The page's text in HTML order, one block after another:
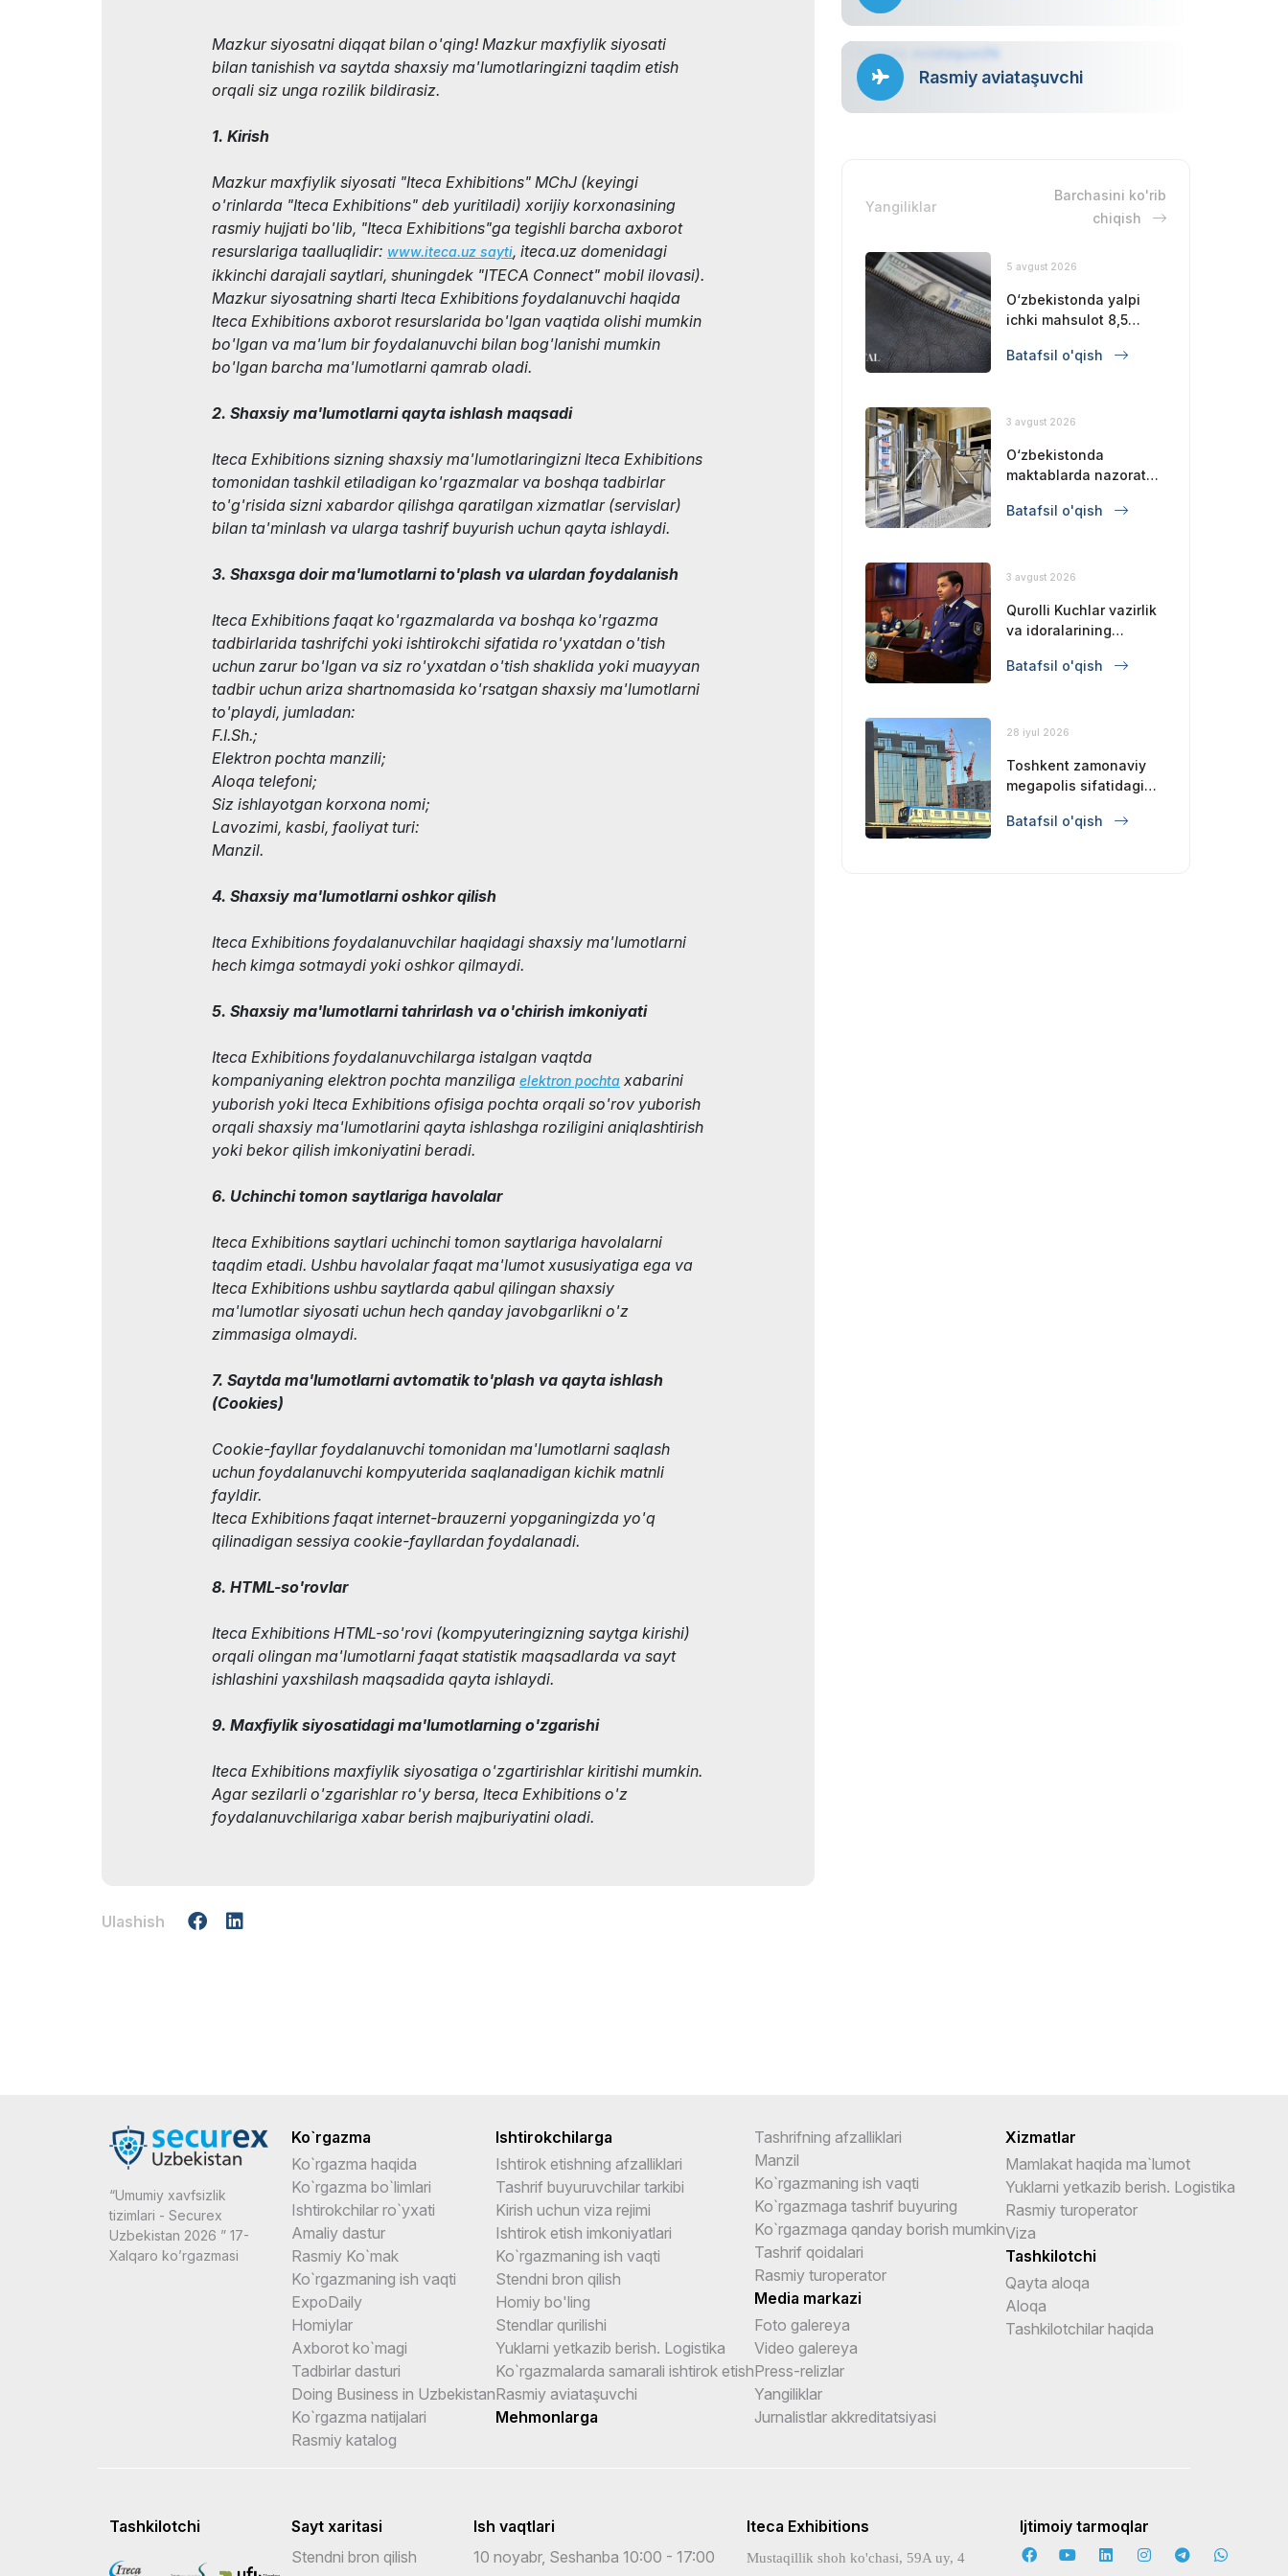
Uzbekistan
Ko`rgazma natijalari
Rasmiy aviataşuvchi
Mazkur siyosatni diqqat bilan o'qing! Mazkur maxfiylik siyosati
bilan tanishish va saytda shaxsiy ma'lumotlaringizni taqdim etish
orqali siz unga rozilik bildirasiz.
1. Kirish
Mazkur maxfiylik siyosati "Iteca Exhibitions" MChJ (keyingi
o'rinlarda "Iteca Exhibitions" deb yuritiladi) xorijiy korxonasining
rasmiy hujjati bo'lib, "Iteca Exhibitions"ga tegishli barcha axborot
resurslariga taalluqlidir: www.iteca.uz sayti, iteca.uz domenidagi
ikkinchi darajali saytlari, shuningdek "ITECA Connect" mobil ilovasi).
Mazkur siyosatning sharti Iteca Exhibitions foydalanuvchi haqida
Iteca Exhibitions axborot resurslarida bo'lgan vaqtida olishi mumkin
bo'lgan va ma'lum bir foydalanuvchi bilan bog'lanishi mumkin
bo'lgan barcha ma'lumotlarni qamrab oladi.
2. Shaxsiy ma'lumotlarni qayta ishlash maqsadi
Iteca Exhibitions sizning shaxsiy ma'lumotlaringizni Iteca Exhibitions
tomonidan tashkil etiladigan ko'rgazmalar va boshqa tadbirlar
to'g'risida sizni xabardor qilishga qaratilgan xizmatlar (servislar)
bilan ta'minlash va ularga tashrif buyurish uchun qayta ishlaydi.
3. Shaxsga doir ma'lumotlarni to'plash va ulardan foydalanish
Iteca Exhibitions faqat ko'rgazmalarda va boshqa ko'rgazma
tadbirlarida tashrifchi yoki ishtirokchi sifatida ro'yxatdan o'tish
uchun zarur bo'lgan va siz ro'yxatdan o'tish shaklida yoki muayyan
tadbir uchun ariza shartnomasida ko'rsatgan shaxsiy ma'lumotlarni
to'playdi, jumladan:
F.I.Sh.;
Elektron pochta manzili;
Aloqa telefoni;
Siz ishlayotgan korxona nomi;
Lavozimi, kasbi, faoliyat turi:
Manzil.
4. Shaxsiy ma'lumotlarni oshkor qilish
Iteca Exhibitions foydalanuvchilar haqidagi shaxsiy ma'lumotlarni
hech kimga sotmaydi yoki oshkor qilmaydi.
5. Shaxsiy ma'lumotlarni tahrirlash va o'chirish imkoniyati
Iteca Exhibitions foydalanuvchilarga istalgan vaqtda
kompaniyaning elektron pochta manziliga elektron pochta xabarini
yuborish yoki Iteca Exhibitions ofisiga pochta orqali so'rov yuborish
orqali shaxsiy ma'lumotlarini qayta ishlashga roziligini aniqlashtirish
yoki bekor qilish imkoniyatini beradi.
6. Uchinchi tomon saytlariga havolalar
Iteca Exhibitions saytlari uchinchi tomon saytlariga havolalarni
taqdim etadi. Ushbu havolalar faqat ma'lumot xususiyatiga ega va
Iteca Exhibitions ushbu saytlarda qabul qilingan shaxsiy
ma'lumotlar siyosati uchun hech qanday javobgarlikni o'z
zimmasiga olmaydi.
7. Saytda ma'lumotlarni avtomatik to'plash va qayta ishlash
(Сookies)
Cookie-fayllar foydalanuvchi tomonidan ma'lumotlarni saqlash
uchun foydalanuvchi kompyuterida saqlanadigan kichik matnli
fayldir.
Iteca Exhibitions faqat internet-brauzerni yopganingizda yo'q
qilinadigan sessiya cookie-fayllardan foydalanadi.
8. HTML-so'rovlar
Iteca Exhibitions HTML-so'rovi (kompyuteringizning saytga kirishi)
orqali olingan ma'lumotlarni faqat statistik maqsadlarda va sayt
ishlashini yaxshilash maqsadida qayta ishlaydi.
9. Maxfiylik siyosatidagi ma'lumotlarning o'zgarishi
Iteca Exhibitions maxfiylik siyosatiga o'zgartirishlar kiritishi mumkin.
Agar sezilarli o'zgarishlar ro'y bersa, Iteca Exhibitions o'z
foydalanuvchilariga xabar berish majburiyatini oladi.
Ulashish
Rasmiy aviataşuvchi
Yangiliklar
Barchasini ko'rib
chiqish
5 avgust 2026
O‘zbekistonda yalpi
ichki mahsulot 8,5
Batafsil o'qish
3 avgust 2026
O‘zbekistonda
maktablarda nazorat-
qilinadi va chet
Batafsil o'qish
3 avgust 2026
Qurolli Kuchlar vazirlik
va idoralarining
kengashining yig‘ilishi
Batafsil o'qish
28 iyul 2026
Toshkent zamonaviy
megapolis sifatidagi
mustahkamlamoqda
Batafsil o'qish
“Umumiy xavfsizlik
tizimlari - Securex
Uzbekistan 2026 ” 17-
Xalqaro ko’rgazmasi
Ko`rgazma
Ko`rgazma haqida
Ko`rgazma bo`limlari
Ishtirokchilar ro`yxati
Amaliy dastur
Rasmiy Ko`mak
Ko`rgazmaning ish vaqti
ExpoDaily
Homiylar
Axborot ko`magi
Tadbirlar dasturi
Doing Business in Uzbekistan
Ko`rgazma natijalari
Rasmiy katalog
Ishtirokchilarga
Ishtirok etishning afzalliklari
Tashrif buyuruvchilar tarkibi
Kirish uchun viza rejimi
Ishtirok etish imkoniyatlari
Ko`rgazmaning ish vaqti
Stendni bron qilish
Homiy bo'ling
Stendlar qurilishi
Yuklarni yetkazib berish. Logistika
Ko`rgazmalarda samarali ishtirok etish
Rasmiy aviataşuvchi
Mehmonlarga
Tashrifning afzalliklari
Manzil
Ko`rgazmaning ish vaqti
Ko`rgazmaga tashrif buyuring
Ko`rgazmaga qanday borish mumkin
Tashrif qoidalari
Rasmiy turoperator
Media markazi
Foto galereya
Video galereya
Press-relizlar
Yangiliklar
Jurnalistlar akkreditatsiyasi
Xizmatlar
Mamlakat haqida ma`lumot
Yuklarni yetkazib berish. Logistika
Rasmiy turoperator
Viza
Tashkilotchi
Qayta aloqa
Aloqa
Tashkilotchilar haqida
Tashkilotchi
Sayt xaritasi
Stendni bron qilish
Ish vaqtlari
10 noyabr, Seshanba 10:00 - 17:00
Iteca Exhibitions
Mustaqillik shoh ko'chasi, 59A uy, 4
Ijtimoiy tarmoqlar